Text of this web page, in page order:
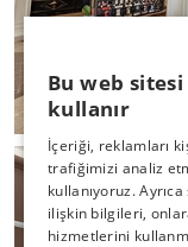
Bu web
kullanır
İçeriği, reklamları
trafiğimizi analiz
kullanıyoruz.
ilişkin bilgileri,
hizmetlerini